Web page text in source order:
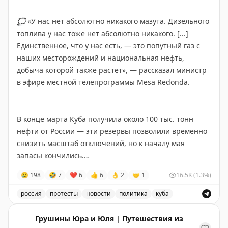
Коста-Рика
Куба
Кыргызстан
Лаос
(2 визита / 3 недели)
(8 визитов / 8 недель)
Ливан
(1 визит / 1 неделя)
Литва
(10 визитов / 10 недель)
Маврикий
🇲🇺
(1 визит / 8 недель)
Малайзия
(3 визита / 5 недель)
(1 визит / 1 неделя)
Марокко 🇲🇦 (2 визита / 4 недели)
Молдова 🇲🇩(1 визит / 4 дня)
Монголия🇲🇳(3 визита / 8 недель)
электроснабжение и выражали недовольство
ухудшением условий жизни. Сообщается также о
нехватке продуктов питания и медикаментов.
Все новости вMAX.
🗯«У нас нет абсолютно никакого мазута. Дизельного
топлива у нас тоже нет абсолютно никакого. [...]
Единственное, что у нас есть, — это попутный газ с
наших месторождений и национальная нефть,
добыча которой также растет», — рассказал министр
в эфире местной телепрограммы Mesa Redonda.
В конце марта Куба получила около 100 тыс. тонн
нефти от России — эти резервы позволили временно
снизить масштаб отключений, но к началу мая
запасы кончились.
Из-за нехватки топлива на Кубе отключают
электроэнергию. Этой ночью на островепрошли
«кастрюльные протесты» — жители блокировали
движение транспорта, поджигали мусор и
😢 198 🤣 7 ❤ 6 👍 6 👌 2 🤝 1 16.5K(1.3%)
россия протесты новости политика куба
Грушины Юра и Юля | Путешествия из